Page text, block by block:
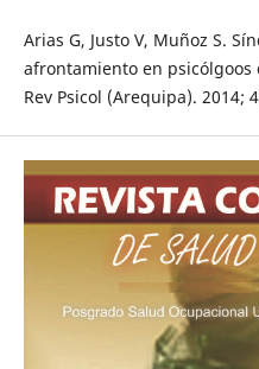
Arias G, Justo V, Muñoz S.
afrontamiento en psicólgoos
Rev Psicol (Arequipa). 2014;